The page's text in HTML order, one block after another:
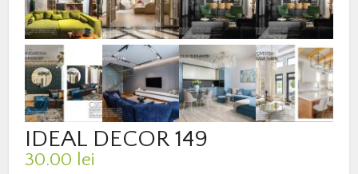
IDEAL DECOR 149
30.00 lei